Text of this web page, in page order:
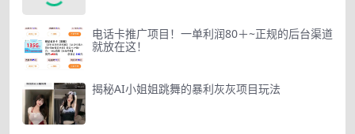
电话卡推广项目！一单利润80＋~正规的后台渠道
就放在这！
揭秘AI小姐姐跳舞的暴利灰灰项目玩法